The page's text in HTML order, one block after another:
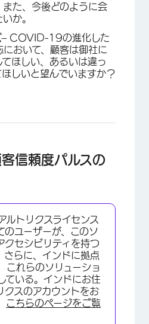
また、今後どのように会
か。
– COVID-19の進化した
において、顧客は御社に
てほしい、あるいは違っ
ほしいと望んでいますか？
信頼度パルスの
ルトリクスライセンス
のユーザーが、このソ
クセシビリティを持つ
さらに、インドに拠点
これらのソリューショ
ている。インドにお住
クスのアカウントをお
こちらのページをご覧